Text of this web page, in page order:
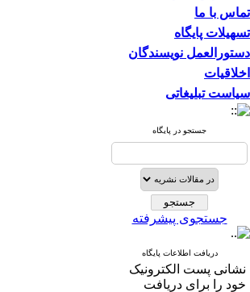
تماس با ما
تسهیلات پایگاه
دستورالعمل نویسندگان
اخلاقیات
سیاست تبلیغاتی
جستجو در پایگاه
جستجوی پیشرفته
دریافت اطلاعات پایگاه
نشانی پست الکترونیک
خود را برای دریافت